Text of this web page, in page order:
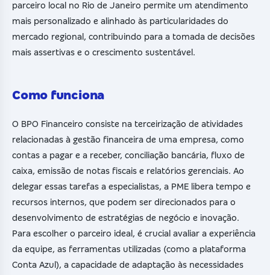
parceiro local no Rio de Janeiro permite um atendimento
mais personalizado e alinhado às particularidades do
mercado regional, contribuindo para a tomada de decisões
mais assertivas e o crescimento sustentável.
Como funciona
O BPO Financeiro consiste na terceirização de atividades
relacionadas à gestão financeira de uma empresa, como
contas a pagar e a receber, conciliação bancária, fluxo de
caixa, emissão de notas fiscais e relatórios gerenciais. Ao
delegar essas tarefas a especialistas, a PME libera tempo e
recursos internos, que podem ser direcionados para o
desenvolvimento de estratégias de negócio e inovação.
Para escolher o parceiro ideal, é crucial avaliar a experiência
da equipe, as ferramentas utilizadas (como a plataforma
Conta Azul), a capacidade de adaptação às necessidades